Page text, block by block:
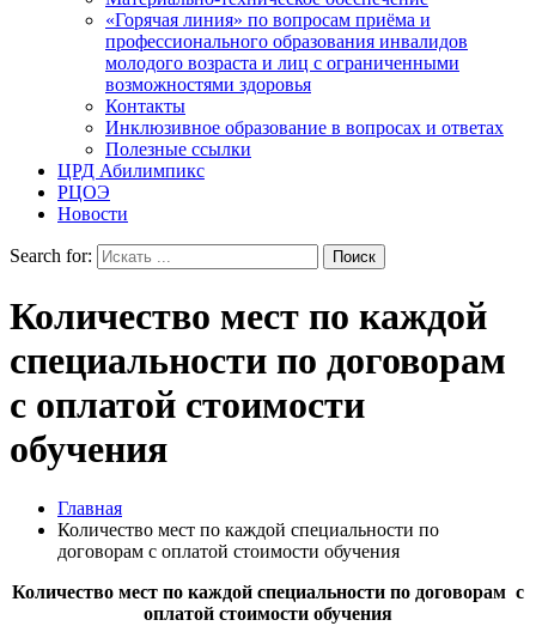
«Горячая линия» по вопросам приёма и
профессионального образования инвалидов
молодого возраста и лиц с ограниченными
возможностями здоровья
Контакты
Инклюзивное образование в вопросах и ответах
Полезные ссылки
ЦРД Абилимпикс
РЦОЭ
Новости
Search for:
Количество мест по каждой
специальности по договорам
с оплатой стоимости
обучения
Главная
Количество мест по каждой специальности по
договорам с оплатой стоимости обучения
Количество мест по каждой специальности по договорам с
оплатой стоимости обучения